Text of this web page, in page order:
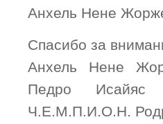
Анхель Нене
Спасибо за
Анхель Нене
Педро
Ч.Е.М.П.И.О.Н.